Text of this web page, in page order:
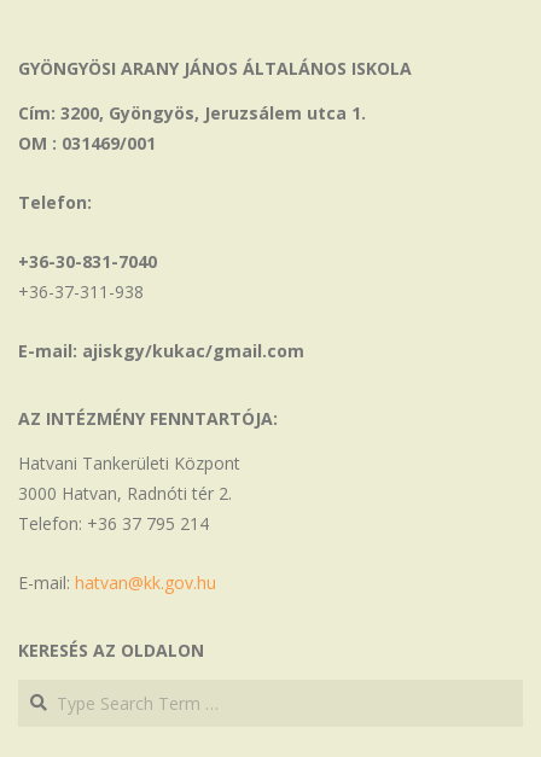
GYÖNGYÖSI ARANY JÁNOS ÁLTALÁNOS ISKOLA
Cím: 3200, Gyöngyös, Jeruzsálem utca 1.
OM : 031469/001
Telefon:
+36-30-831-7040
+36-37-311-938
E-mail: ajiskgy/kukac/gmail.com
AZ INTÉZMÉNY FENNTARTÓJA:
Hatvani Tankerületi Központ
3000 Hatvan, Radnóti tér 2.
Telefon: +36 37 795 214
E-mail: hatvan@kk.gov.hu
KERESÉS AZ OLDALON
Search
Search